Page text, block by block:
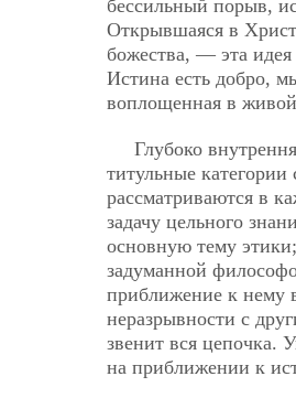
бессильный порыв,
Открывшаяся в
божества, — эта
Истина есть добро,
воплощенная в
Глубоко
титульные
рассматриваются в
задачу цельного
основную тему
задуманной
приближение к нему
неразрывности с
звенит вся цепочка.
на приближении к